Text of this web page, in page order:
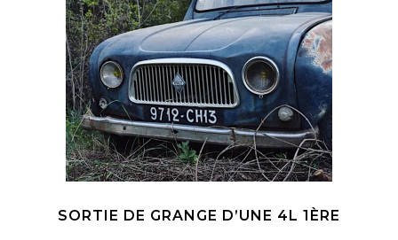
SORTIE DE GRANGE D’UNE 4L 1ÈRE